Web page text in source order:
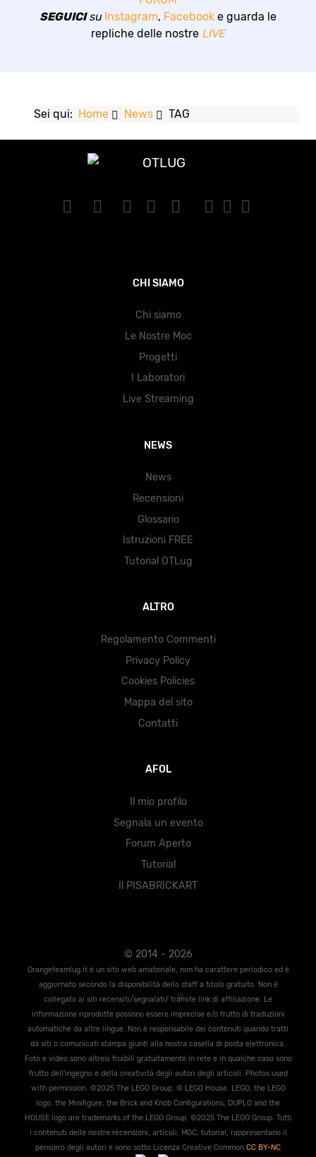
SEGUICIsu Instagram, Facebook e guarda le
repliche delle nostre LIVE
Sei qui: Home News TAG
CHI SIAMO
Chi siamo
Le Nostre Moc
Progetti
I Laboratori
Live Streaming
NEWS
News
Recensioni
Glossario
Istruzioni FREE
Tutorial OTLug
ALTRO
Regolamento Commenti
Privacy Policy
Cookies Policies
Mappa del sito
Contatti
AFOL
Il mio profilo
Segnala un evento
Forum Aperto
Tutorial
Il PISABRICKART
© 2014 - 2026
Orangeteamlug.it è un sito web amatoriale, non ha carattere periodico ed è
aggiornato secondo la disponibilità dello staff a titolo gratuito. Non è
collegato ai siti recensiti/segnalati/ tramite link di affiliazione. Le
informazione riprodotte possono essere imprecise e/o frutto di traduzioni
automatiche da altre lingue. Non è responsabile dei contenuti quando tratti
da siti o comunicati stampa giunti alla nostra casella di posta elettronica.
Foto e video sono altresi fruibili gratuitamente in rete e in qualche caso sono
frutto dell'ingegno e della creatività degli autori degli articoli. Photos used
with permission. ©2025 The LEGO Group. © LEGO House. LEGO, the LEGO
logo, the Miniﬁgure, the Brick and Knob Conﬁgurations, DUPLO and the
HOUSE logo are trademarks of the LEGO Group. ©2025 The LEGO Group. Tutti
i contenuti delle nostre recensioni, articoli, MOC, tutorial, rappresentano il
pensiero degli autori e sono sotto Licenza Creative Common CC BY-NC